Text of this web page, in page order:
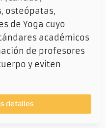
osteópatas,
de Yoga cuyo
académicos
de profesores
y eviten
detalles